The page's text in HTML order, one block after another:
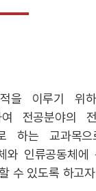
을 이루기 위
여 전공분야의
하는 교과목
와 인류공동체
수 있도록 하고